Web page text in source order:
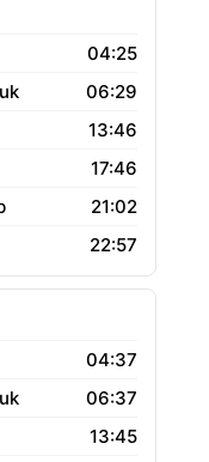
04:25
06:29
13:46
17:46
21:02
22:57
04:37
06:37
13:45